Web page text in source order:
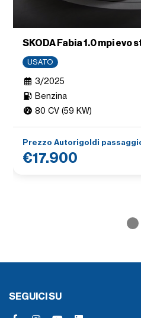
SKODA Fabia 1.0 mpi evo
USATO
3/2025
Benzina
80 CV (59 KW)
Prezzo Autorigoldi
€17.900
SEGUICI SU